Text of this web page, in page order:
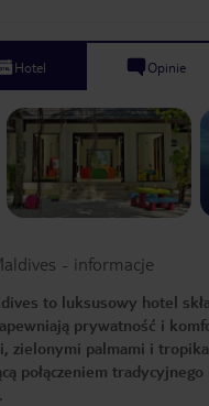
Hotel Opinie
- informacje
to luksusowy hotel
prywatność i
zielonymi palmami i
połączeniem